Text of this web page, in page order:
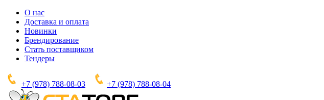
О нас
Доставка и оплата
Новинки
Брендирование
Стать поставщиком
Тендеры
+7 (978) 788-08-03 +7 (978) 788-08-04